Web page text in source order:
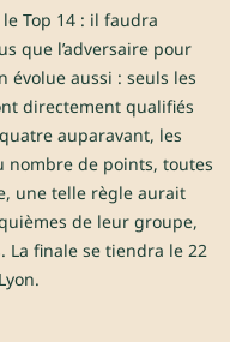
le Top 14 : il faudra
que l’adversaire pour
évolue aussi : seuls les
directement qualifiés
auparavant, les
nombre de points, toutes
une telle règle aurait
de leur groupe,
La finale se tiendra le 22